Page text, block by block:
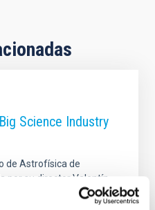
Science Industry
de Astrofísica de
por su director Valentín
3 y 4 de diciembre al
Spain 2025 (BSIFS2025),